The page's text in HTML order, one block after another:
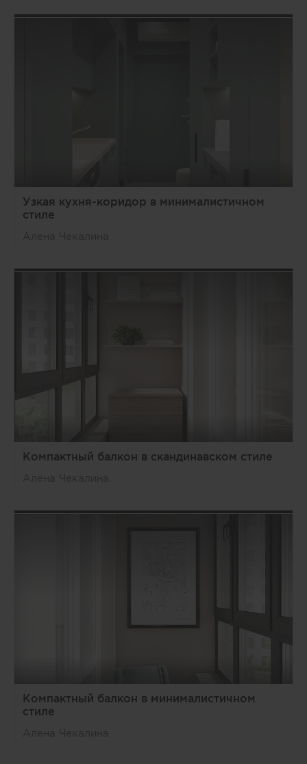
Узкая кухня-коридор в минималистичном
стиле
Компактный балкон в скандинавском стиле
Компактный балкон в минималистичном
стиле